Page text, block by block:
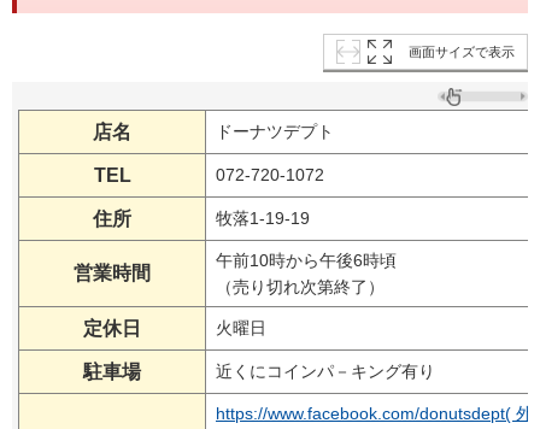
画面サイズで表示
店名 ドーナツデプト
TEL 072-720-1072
住所 牧落1-19-19
営業時間
午前10時から午後6時頃
（売り切れ次第終了）
定休日 火曜日
駐車場 近くにコインパ－キング有り
https://www.facebook.com/donutsdept( 外